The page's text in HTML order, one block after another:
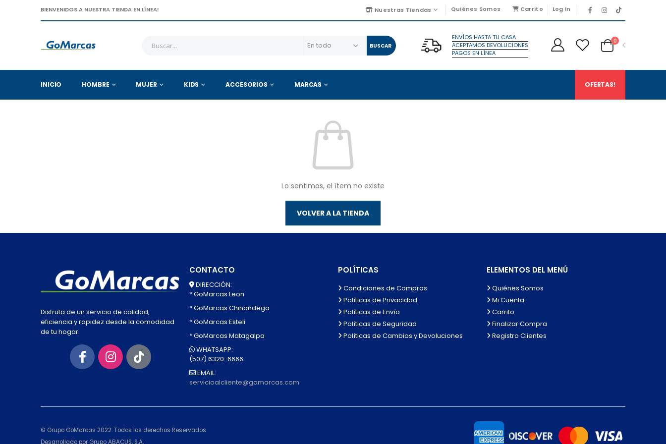
BIENVENIDOS A NUESTRA TIENDA EN LÍNEA! Nuestras Tiendas Quiénes Somos Carrito Log In
BUSCAR
ENVÍOS HASTA TU CASA
ACEPTAMOS DEVOLUCIONES
PAGOS EN LÍNEA
0
INICIO HOMBRE MUJER KIDS ACCESORIOS MARCAS OFERTAS!
Lo sentimos, el ítem no existe
VOLVER A LA TIENDA
Disfruta de un servicio de calidad,
eficiencia y rapidez desde la comodidad
de tu hogar.
CONTACTO
DIRECCIÓN:
* GoMarcas Leon
* GoMarcas Chinandega
* GoMarcas Esteli
* GoMarcas Matagalpa
WHATSAPP:
(507) 6320-6666
EMAIL:
servicioalcliente@gomarcas.com
POLÍTICAS
Condiciones de Compras
Políticas de Privacidad
Políticas de Envío
Políticas de Seguridad
Políticas de Cambios y Devoluciones
ELEMENTOS DEL MENÚ
Quiénes Somos
Mi Cuenta
Carrito
Finalizar Compra
Registro Clientes
© Grupo GoMarcas 2022. Todos los derechos Reservados
Desarrollado por Grupo ABACUS, S.A.